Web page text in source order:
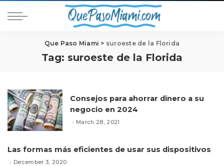
Que Paso Miami > suroeste de la Florida
Tag: suroeste de la Florida
Consejos para ahorrar dinero a su
negocio en 2024
March 28, 2021
Las formas más eficientes de usar sus dispositivos
December 3, 2020